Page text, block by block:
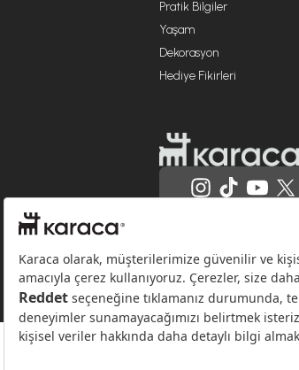
Pratik Bilgiler
Yaşam
Dekorasyon
Hediye Fikirleri